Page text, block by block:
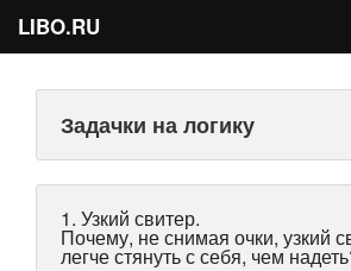
LIBO.RU
Голосования
Букофки
Задачки на логику
1. Узкий свитер.
Почему, не снимая очки, узкий
легче стянуть с себя, чем